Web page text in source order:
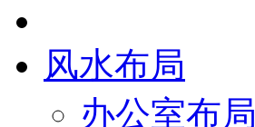
风水布局
办公室布局